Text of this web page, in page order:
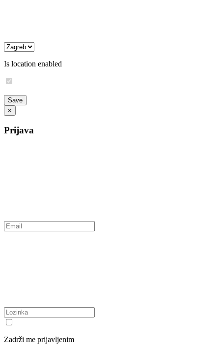
Is location enabled
×
Prijava
Zadrži me prijavljenim